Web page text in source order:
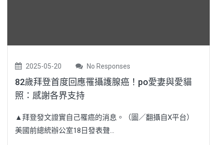
2025-05-20 No Responses
82歲拜登首度回應罹攝護腺癌！po愛妻與愛貓
照：感謝各界支持
▲拜登發文證實自己罹癌的消息。（圖／翻攝自X平台）
美國前總統辦公室18日發表聲...